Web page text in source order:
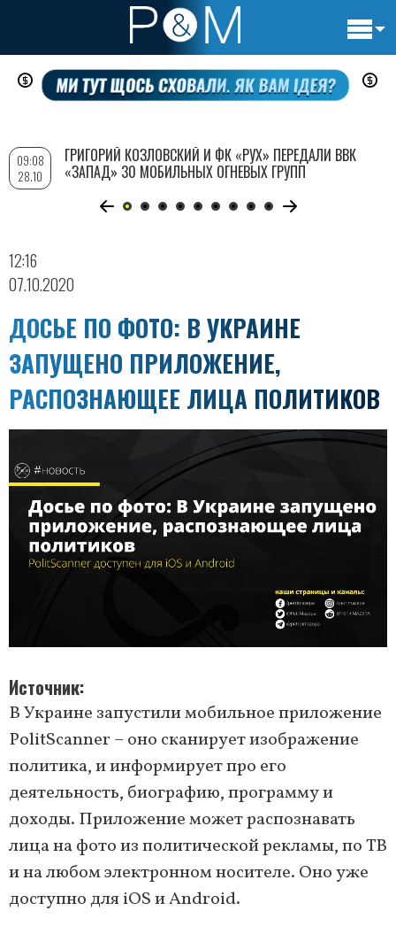
Перейти
содержанию
12:16
07.10.2020
ДОСЬЕ ПО ФОТО: В УКРАИНЕ
ЗАПУЩЕНО ПРИЛОЖЕНИЕ,
РАСПОЗНАЮЩЕЕ ЛИЦА ПОЛИТИКОВ
Источник
В Украине запустили мобильное приложение
PolitScanner – оно сканирует изображение
политика, и информирует про его
деятельность, биографию, программу и
доходы. Приложение может распознавать
лица на фото из политической рекламы, по ТВ
и на любом электронном носителе. Оно уже
доступно для iOS и Android.
09:08
28.10
ГРИГОРИЙ КОЗЛОВСКИЙ И ФК «РУХ» ПЕРЕДАЛИ ВВК
«ЗАПАД» 30 МОБИЛЬНЫХ ОГНЕВЫХ ГРУПП